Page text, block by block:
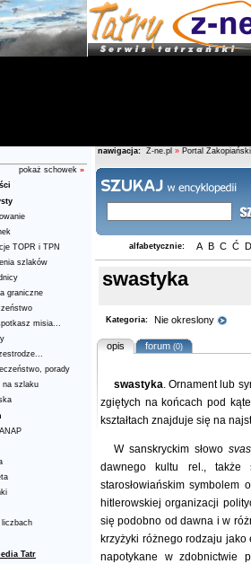
pokaż schowek »
TOPR i TPN
szlaków
graniczne
misia...
porady
na szlaku
Tatr
nawigacja: Z-ne.pl » Portal Zakopiański
alfabetycznie: A B C Ć D
swastyka
Kategoria: Nie okreslony
opis forum(0)
swastyka. Ornament lub
zgiętych na końcach pod
kształtach znajduje się na
W sanskryckim słowo
dawnego kultu rel., także
starosłowiańskim symbolem
hitlerowskiej organizacji
się podobno od dawna i w
krzyżyki różnego rodzaju
napotykane w zdobnictwie